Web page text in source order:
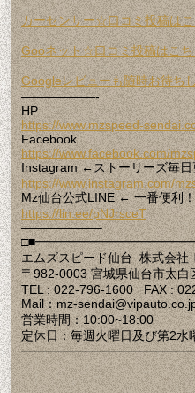
カーセンサー☆口コミ投稿は
Gooネット☆口コミ投稿はこ
Googleレビューも随時お待ち
——————-
HP
https://www.mzspeed-
Facebook
https://www.facebook.com/
Instagram ←ストーリーズ毎日
https://www.instagram.com/
Mz仙台公式LINE ← 一番便利
https://lin.ee/pNJrsceT
——————–
エムズスピード仙台 株式会社
〒982-0003 宮城県仙台市太白
TEL : 022-796-1600 FAX :
Mail：mz-
営業時間：10:00~18:00
定休日：毎週火曜日及び第2水